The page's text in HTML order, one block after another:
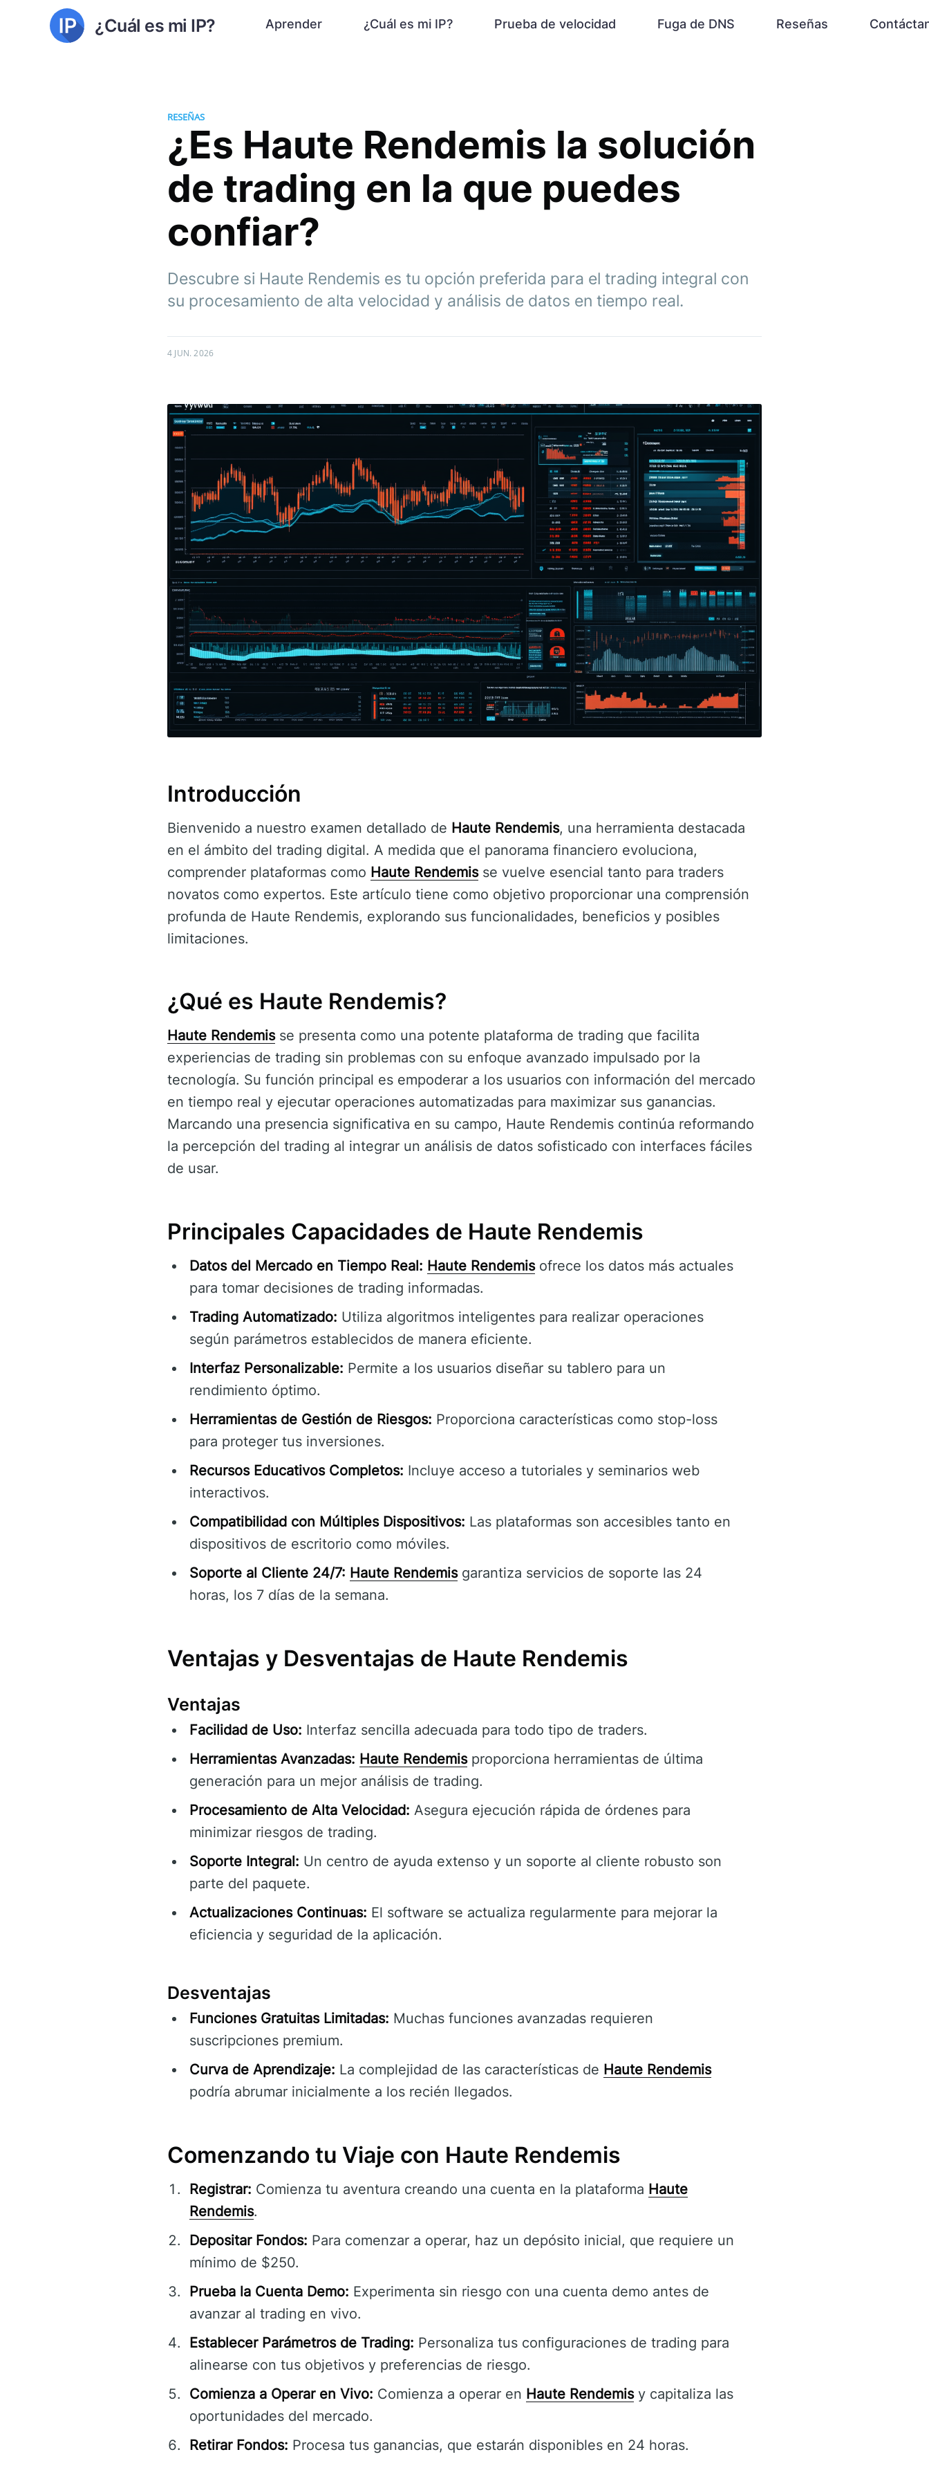
¿Cuál es mi IP? Aprender ¿Cuál es mi IP? Prueba de velocidad Fuga de DNS Reseñas
RESEÑAS
¿Es Haute Rendemis la solución
de trading en la que puedes
confiar?
Descubre si Haute Rendemis es tu opción preferida para el trading integral con
su procesamiento de alta velocidad y análisis de datos en tiempo real.
4 JUN. 2026
Introducción
Bienvenido a nuestro examen detallado de Haute Rendemis, una herramienta destacada
en el ámbito del trading digital. A medida que el panorama financiero evoluciona,
comprender plataformas como Haute Rendemisse vuelve esencial tanto para traders
novatos como expertos. Este artículo tiene como objetivo proporcionar una comprensión
profunda de Haute Rendemis, explorando sus funcionalidades, beneficios y posibles
limitaciones.
¿Qué es Haute Rendemis?
Haute Rendemisse presenta como una potente plataforma de trading que facilita
experiencias de trading sin problemas con su enfoque avanzado impulsado por la
tecnología. Su función principal es empoderar a los usuarios con información del mercado
en tiempo real y ejecutar operaciones automatizadas para maximizar sus ganancias.
Marcando una presencia significativa en su campo, Haute Rendemis continúa reformando
la percepción del trading al integrar un análisis de datos sofisticado con interfaces fáciles
de usar.
Principales Capacidades de Haute Rendemis
Datos del Mercado en Tiempo Real: Haute Rendemisofrece los datos más actuales
para tomar decisiones de trading informadas.
Trading Automatizado: Utiliza algoritmos inteligentes para realizar operaciones
según parámetros establecidos de manera eficiente.
Interfaz Personalizable: Permite a los usuarios diseñar su tablero para un
rendimiento óptimo.
Herramientas de Gestión de Riesgos: Proporciona características como stop-loss
para proteger tus inversiones.
Recursos Educativos Completos: Incluye acceso a tutoriales y seminarios web
interactivos.
Compatibilidad con Múltiples Dispositivos: Las plataformas son accesibles tanto en
dispositivos de escritorio como móviles.
Soporte al Cliente 24/7: Haute Rendemisgarantiza servicios de soporte las 24
horas, los 7 días de la semana.
Ventajas y Desventajas de Haute Rendemis
Ventajas
Facilidad de Uso: Interfaz sencilla adecuada para todo tipo de traders.
Herramientas Avanzadas: Haute Rendemisproporciona herramientas de última
generación para un mejor análisis de trading.
Procesamiento de Alta Velocidad: Asegura ejecución rápida de órdenes para
minimizar riesgos de trading.
Soporte Integral: Un centro de ayuda extenso y un soporte al cliente robusto son
parte del paquete.
Actualizaciones Continuas: El software se actualiza regularmente para mejorar la
eficiencia y seguridad de la aplicación.
Desventajas
Funciones Gratuitas Limitadas: Muchas funciones avanzadas requieren
suscripciones premium.
Curva de Aprendizaje: La complejidad de las características de Haute Rendemis
podría abrumar inicialmente a los recién llegados.
Comenzando tu Viaje con Haute Rendemis
Registrar: Comienza tu aventura creando una cuenta en la plataforma Haute
Rendemis.
Depositar Fondos: Para comenzar a operar, haz un depósito inicial, que requiere un
mínimo de $250.
Prueba la Cuenta Demo: Experimenta sin riesgo con una cuenta demo antes de
avanzar al trading en vivo.
Establecer Parámetros de Trading: Personaliza tus configuraciones de trading para
alinearse con tus objetivos y preferencias de riesgo.
Comienza a Operar en Vivo: Comienza a operar en Haute Rendemisy capitaliza las
oportunidades del mercado.
Retirar Fondos: Procesa tus ganancias, que estarán disponibles en 24 horas.